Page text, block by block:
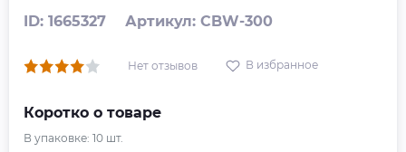
ID: 1665327 Артикул: CBW-300
Нет отзывов В избранное
Коротко о товаре
В упаковке: 10 шт.